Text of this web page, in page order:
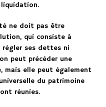
ne doit pas être
qui consiste à
régler ses dettes ni
peut précéder une
mais elle peut également
du patrimoine
réunies.